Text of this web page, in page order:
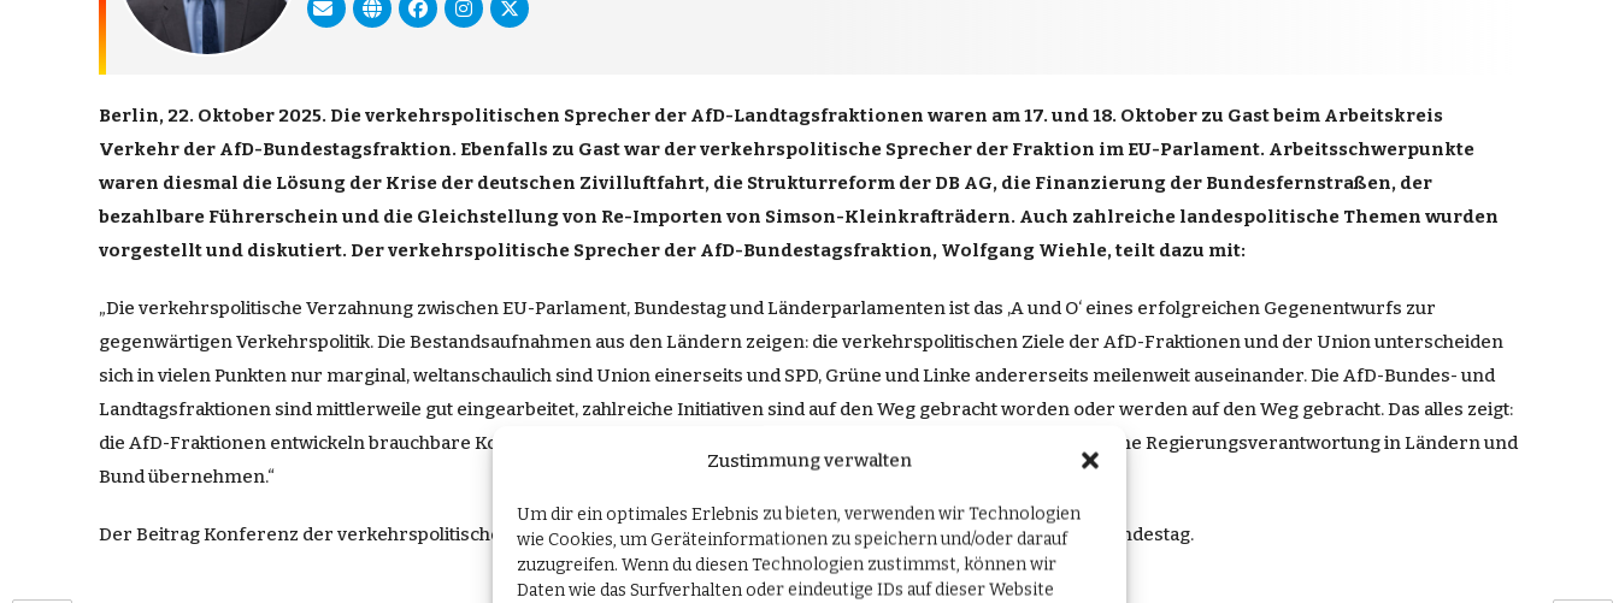
Zustimmung verwalten
Um dir ein optimales Erlebnis zu bieten, verwenden wir Technologien
wie Cookies, um Geräteinformationen zu speichern und/oder darauf
zuzugreifen. Wenn du diesen Technologien zustimmst, können wir
Daten wie das Surfverhalten oder eindeutige IDs auf dieser Website
Berlin, 22. Oktober 2025. Die verkehrspolitischen Sprecher der AfD-Landtagsfraktionen waren am 17. und 18. Oktober zu Gast beim Arbeitskreis
Verkehr der AfD-Bundestagsfraktion. Ebenfalls zu Gast war der verkehrspolitische Sprecher der Fraktion im EU-Parlament. Arbeitsschwerpunkte
waren diesmal die Lösung der Krise der deutschen Zivilluftfahrt, die Strukturreform der DB AG, die Finanzierung der Bundesfernstraßen, der
bezahlbare Führerschein und die Gleichstellung von Re-Importen von Simson-Kleinkrafträdern. Auch zahlreiche landespolitische Themen wurden
vorgestellt und diskutiert. Der verkehrspolitische Sprecher der AfD-Bundestagsfraktion, Wolfgang Wiehle, teilt dazu mit:
„Die verkehrspolitische Verzahnung zwischen EU-Parlament, Bundestag und Länderparlamenten ist das ,A und O‘ eines erfolgreichen Gegenentwurfs zur
gegenwärtigen Verkehrspolitik. Die Bestandsaufnahmen aus den Ländern zeigen: die verkehrspolitischen Ziele der AfD-Fraktionen und der Union unterscheiden
sich in vielen Punkten nur marginal, weltanschaulich sind Union einerseits und SPD, Grüne und Linke andererseits meilenweit auseinander. Die AfD-Bundes- und
Landtagsfraktionen sind mittlerweile gut eingearbeitet, zahlreiche Initiativen sind auf den Weg gebracht worden oder werden auf den Weg gebracht. Das alles zeigt:
die AfD-Fraktionen entwickeln brauchbare Konzepte, machen gute Angebote und können umgehend verkehrspolitische Regierungsverantwortung in Ländern und
Bund übernehmen.“
Der BeitragKonferenz der verkehrspolitischen Sprecher in Berlinerschien zuerst auf AfD-Fraktion im Deutschen Bundestag.